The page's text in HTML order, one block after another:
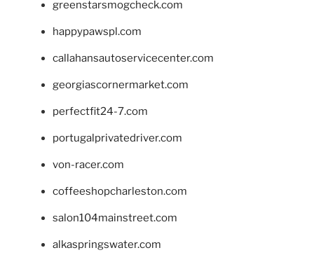
greenstarsmogcheck.com
happypawspl.com
callahansautoservicecenter.com
georgiascornermarket.com
perfectfit24-7.com
portugalprivatedriver.com
von-racer.com
coffeeshopcharleston.com
salon104mainstreet.com
alkaspringswater.com